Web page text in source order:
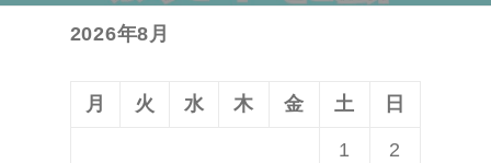
2026年8月
月 火 水 木 金 土 日
1 2